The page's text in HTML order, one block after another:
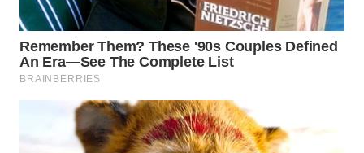
WN
LANGKAT
TAPANULI
SELATAN